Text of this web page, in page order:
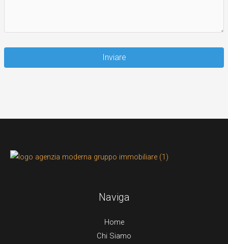
Inviare
Naviga
Home
Chi Siamo